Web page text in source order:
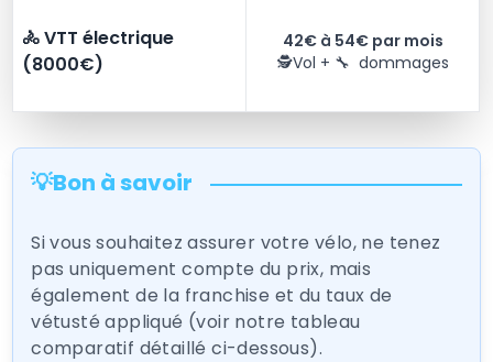
🚴 VTT électrique
(8000€)
42€ à 54€ par mois
🕵️Vol + 🔧 dommages
💡Bon à savoir
Si vous souhaitez assurer votre vélo, ne tenez
pas uniquement compte du prix, mais
également de la franchise et du taux de
vétusté appliqué (voir notre tableau
comparatif détaillé ci-dessous).